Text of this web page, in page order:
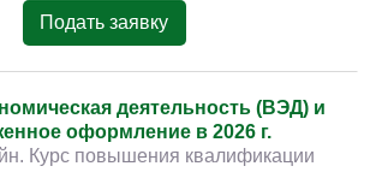
Подать заявку
деятельность (ВЭД) и
оформление в 2026 г.
Курс повышения квалификации